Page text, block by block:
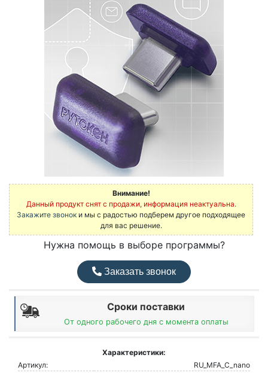
Внимание!
Данный продукт снят с продажи, информация неактуальна.
Закажите звонок и мы с радостью подберем другое подходящее
для вас решение.
Нужна помощь в выборе программы?
Заказать звонок
Сроки поставки
От одного рабочего дня с момента оплаты
Характеристики:
Артикул:
RU_MFA_C_nano